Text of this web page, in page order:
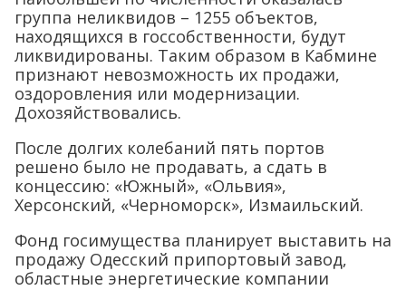
группа неликвидов – 1255 объектов,
находящихся в госсобственности, будут
ликвидированы. Таким образом в Кабмине
признают невозможность их продажи,
оздоровления или модернизации.
Дохозяйствовались.
После долгих колебаний пять портов
решено было не продавать, а сдать в
концессию: «Южный», «Ольвия»,
Херсонский, «Черноморск», Измаильский.
Фонд госимущества планирует выставить на
продажу Одесский припортовый завод,
областные энергетические компании